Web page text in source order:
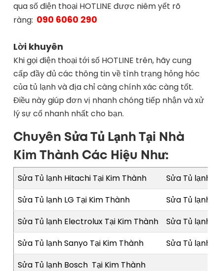
qua số điện thoại HOTLINE được niêm yết rõ
ràng: 090 6060 290
Lời khuyên
Khi gọi điện thoại tới số HOTLINE trên, hãy cung
cấp đầy đủ các thông tin về tình trạng hỏng hóc
của tủ lạnh và địa chỉ càng chính xác càng tốt.
Điều này giúp đơn vị nhanh chóng tiếp nhận và xử
lý sự cố nhanh nhất cho bạn.
Chuyên Sửa Tủ Lạnh Tại Nhà
Kim Thành Các Hiệu Như:
Sửa Tủ lạnh Hitachi Tại Kim Thành
Sửa Tủ lạnh
Sửa Tủ lạnh LG Tại Kim Thành
Sửa Tủ lạnh
Sửa Tủ lạnh Electrolux Tại Kim Thành
Sửa Tủ lạnh
Sửa Tủ lạnh Sanyo Tại Kim Thành
Sửa Tủ lạnh
Sửa Tủ lạnh Bosch Tại Kim Thành